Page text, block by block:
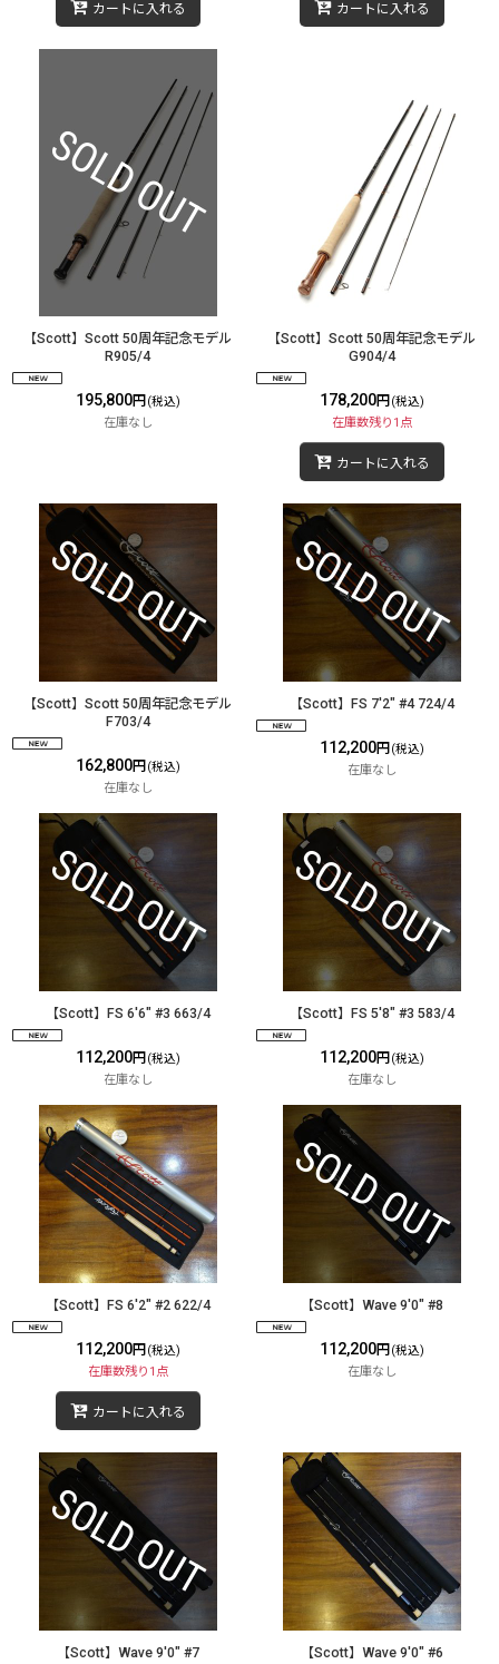
カートに入れる カートに入れる
【Scott】Scott 50周年記念モデル
R905/4
195,800円 (税込)
在庫なし
【Scott】Scott 50周年記念モデル
G904/4
178,200円 (税込)
在庫数残り1点
カートに入れる
【Scott】Scott 50周年記念モデル
F703/4
162,800円 (税込)
在庫なし
【Scott】FS 7'2" #4 724/4
112,200円 (税込)
在庫なし
【Scott】FS 6'6" #3 663/4
112,200円 (税込)
在庫なし
【Scott】FS 5'8" #3 583/4
112,200円 (税込)
在庫なし
【Scott】FS 6'2" #2 622/4
112,200円 (税込)
在庫数残り1点
カートに入れる
【Scott】Wave 9'0" #8
112,200円 (税込)
在庫なし
【Scott】Wave 9'0" #7 【Scott】Wave 9'0" #6